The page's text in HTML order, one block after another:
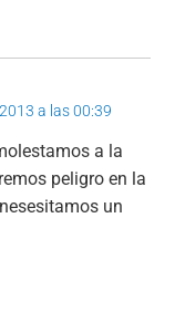
a las 00:39
a la
peligro en la
un